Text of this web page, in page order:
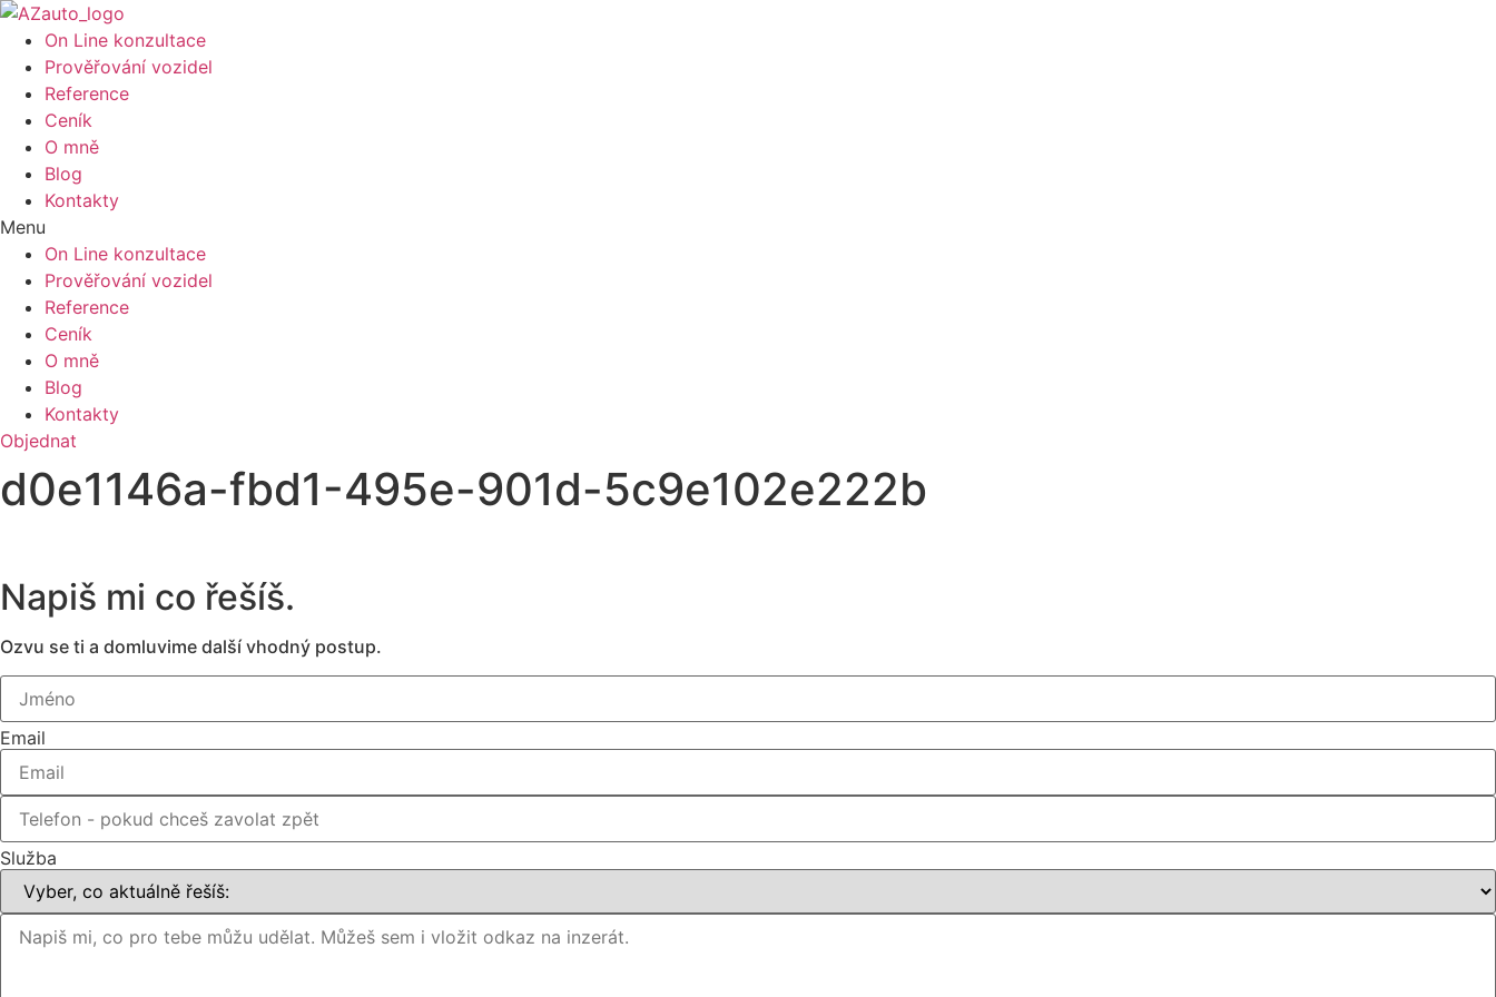
On Line konzultace
Prověřování vozidel
Reference
Ceník
O mně
Blog
Kontakty
Menu
On Line konzultace
Prověřování vozidel
Reference
Ceník
O mně
Blog
Kontakty
Objednat
d0e1146a-fbd1-495e-901d-5c9e102e222b
Napiš mi co řešíš.
Ozvu se ti a domluvime další vhodný postup.
Email
Služba